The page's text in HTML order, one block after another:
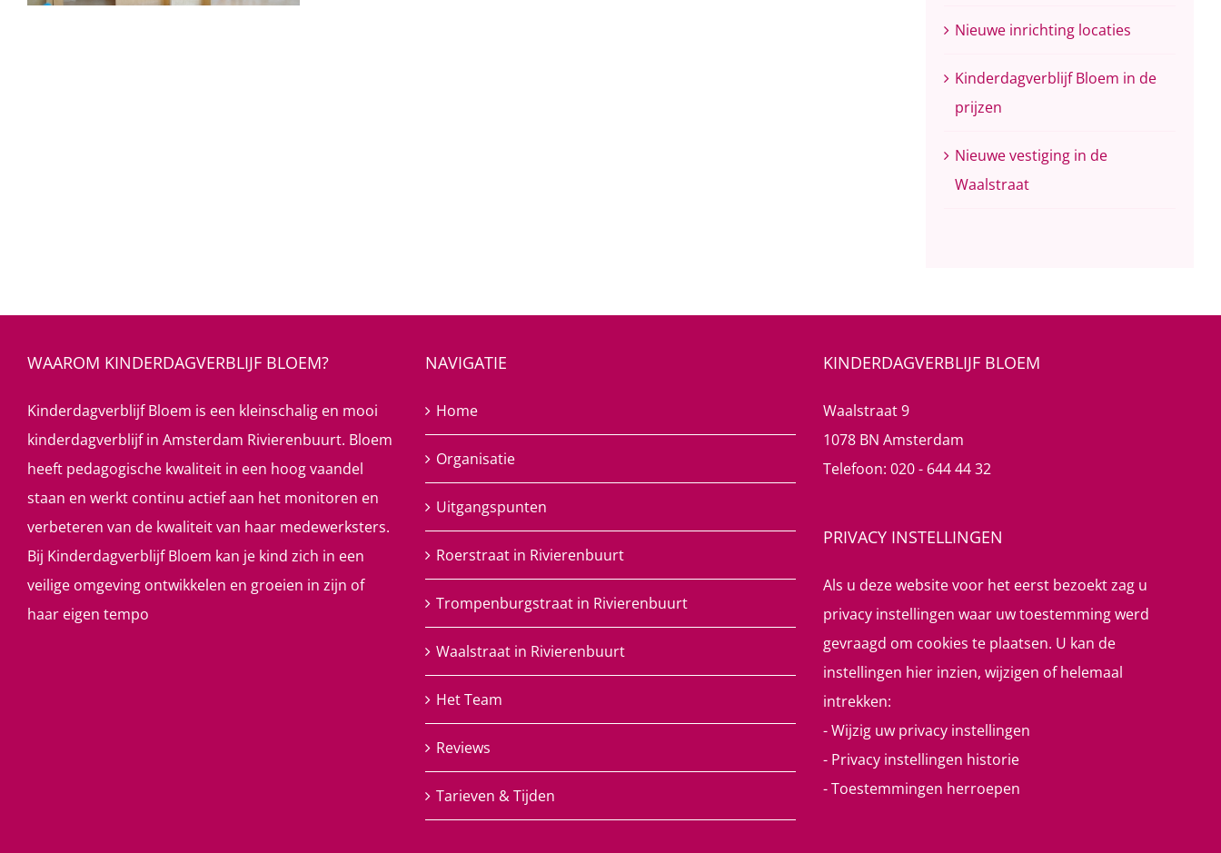
Nieuwe inrichting locaties
Kinderdagverblijf Bloem in de
prijzen
Nieuwe vestiging in de
Waalstraat
WAAROM KINDERDAGVERBLIJF BLOEM?
Kinderdagverblijf Bloem is een kleinschalig en mooi
kinderdagverblijf in Amsterdam Rivierenbuurt. Bloem
heeft pedagogische kwaliteit in een hoog vaandel
staan en werkt continu actief aan het monitoren en
verbeteren van de kwaliteit van haar medewerksters.
Bij Kinderdagverblijf Bloem kan je kind zich in een
veilige omgeving ontwikkelen en groeien in zijn of
haar eigen tempo
NAVIGATIE
Home
Organisatie
Uitgangspunten
Roerstraat in Rivierenbuurt
Trompenburgstraat in Rivierenbuurt
Waalstraat in Rivierenbuurt
Het Team
Reviews
Tarieven & Tijden
KINDERDAGVERBLIJF BLOEM
Waalstraat 9
1078 BN Amsterdam
Telefoon: 020 - 644 44 32
PRIVACY INSTELLINGEN
Als u deze website voor het eerst bezoekt zag u
privacy instellingen waar uw toestemming werd
gevraagd om cookies te plaatsen. U kan de
instellingen hier inzien, wijzigen of helemaal
intrekken:
-Wijzig uw privacy instellingen
- Privacy instellingen historie
-Toestemmingen herroepen